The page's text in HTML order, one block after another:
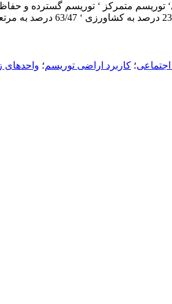
توریسم متمرکز ‘ توریسم گسترده و
؛ کاربرد اراضی توریسم؛